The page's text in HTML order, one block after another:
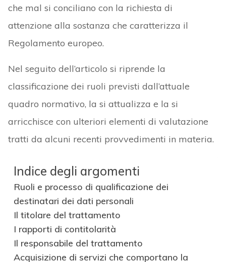
che mal si conciliano con la richiesta di
attenzione alla sostanza che caratterizza il
Regolamento europeo.
Nel seguito dell’articolo si riprende la
classificazione dei ruoli previsti dall’attuale
quadro normativo, la si attualizza e la si
arricchisce con ulteriori elementi di valutazione
tratti da alcuni recenti provvedimenti in materia.
Indice degli argomenti
Ruoli e processo di qualificazione dei
destinatari dei dati personali
Il titolare del trattamento
I rapporti di contitolarità
Il responsabile del trattamento
Acquisizione di servizi che comportano la